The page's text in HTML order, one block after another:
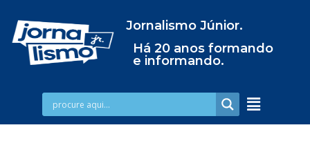
Jornalismo Júnior.
Há 20 anos formando
e informando.